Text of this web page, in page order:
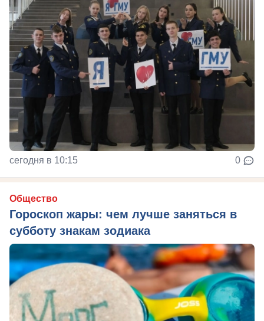
сегодня в 10:15 0
Общество
Гороскоп жары: чем лучше заняться в
субботу знакам зодиака